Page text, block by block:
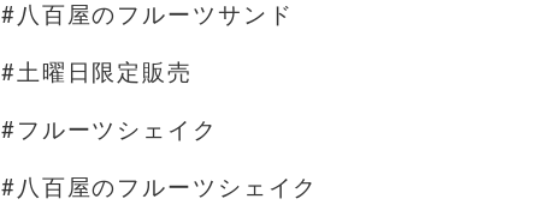
#八百屋のフルーツサンド
#土曜日限定販売
#フルーツシェイク
#八百屋のフルーツシェイク